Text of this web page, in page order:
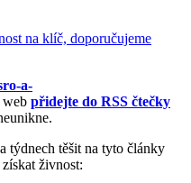
na klíč, doporučujeme
a-
web přidejte do RSS čtečky
týdnech těšit na tyto články
živnost: